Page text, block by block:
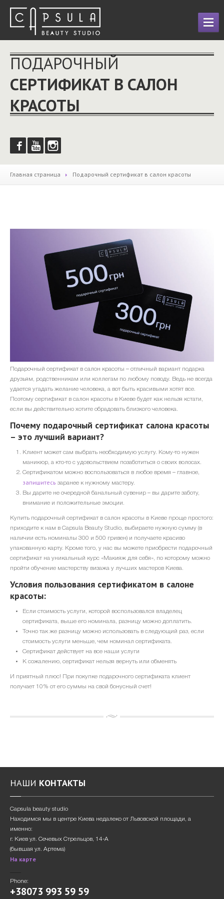
УСЛУГИ
Лечение и восстановление волос
Парикмахерскиеуслуги
Оформлениеи коррекция бровей
ПОДАРОЧНЫЙ СЕРТИФИКАТ
ПОДАРОЧНЫЙ
СЕРТИФИКАТ В САЛОН
КРАСОТЫ
Главная страница Подарочный сертификат в салон красоты
Подарочный сертификат в салон красоты – отличный вариант подарка
друзьям, родственникам или коллегам по любому поводу. Ведь не всегда
удается угадать желание человека, а вот быть красивыми хотят все.
Поэтому сертификат в салон красоты в Киеве будет как нельзя кстати,
если вы действительно хотите обрадовать близкого человека.
Почему подарочный сертификат салона красоты
– это лучший вариант?
Клиент может сам выбрать необходимую услугу. Кому-то нужен
маникюр, а кто-то с удовольствием позаботиться о своих волосах.
Сертификатом можно воспользоваться в любое время – главное,
запишитесь заранее к нужному мастеру.
Вы дарите не очередной банальный сувенир – вы дарите заботу,
внимание и положительные эмоции.
Купить подарочный сертификат в салон красоты в Киеве проще простого:
приходите к нам в Capsula Beauty Studio, выбираете нужную сумму (в
наличии есть номиналы 300 и 500 гривен) и получаете красиво
упакованную карту. Кроме того, у нас вы можете приобрести подарочный
сертификат на уникальный курс «Макияж для себя», по которому можно
пройти обучение мастерству визажа у лучших мастеров Киева.
Условия пользования сертификатом в салоне
красоты:
Если стоимость услуги, которой воспользовался владелец
сертификата, выше его номинала, разницу можно доплатить.
Точно так же разницу можно использовать в следующий раз, если
стоимость услуги меньше, чем номинал сертификата.
Сертификат действует на все наши услуги
К сожалению, сертификат нельзя вернуть или обменять
И приятный плюс! При покупке подарочного сертификата клиент
получает 10% от его суммы на свой бонусный счет!
НАШИ КОНТАКТЫ
Сapsula beauty studio
Находимся мы в центре Киева недалеко от Львовской площади, а
именно:
г. Киев ул. Сечевых Стрельцов, 14-А
(бывшая ул. Артема)
На карте
Phone:
+38073 993 59 59